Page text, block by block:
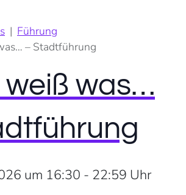
Führung
– Stadtführung
weiß was…
um 16:30 - 22:59 Uhr